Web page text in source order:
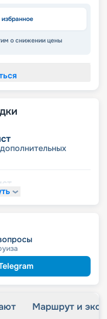
о снижении цены
Маршрут и